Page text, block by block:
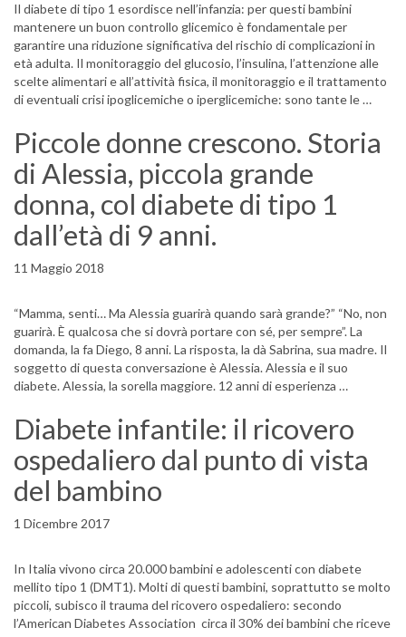
Il diabete di tipo 1 esordisce nell’infanzia: per questi bambini
mantenere un buon controllo glicemico è fondamentale per
garantire una riduzione significativa del rischio di complicazioni in
età adulta. Il monitoraggio del glucosio, l’insulina, l’attenzione alle
scelte alimentari e all’attività fisica, il monitoraggio e il trattamento
di eventuali crisi ipoglicemiche o iperglicemiche: sono tante le …
Piccole donne crescono. Storia
di Alessia, piccola grande
donna, col diabete di tipo 1
dall’età di 9 anni.
11 Maggio 2018
“Mamma, senti… Ma Alessia guarirà quando sarà grande?” “No, non
guarirà. È qualcosa che si dovrà portare con sé, per sempre”. La
domanda, la fa Diego, 8 anni. La risposta, la dà Sabrina, sua madre. Il
soggetto di questa conversazione è Alessia. Alessia e il suo
diabete. Alessia, la sorella maggiore. 12 anni di esperienza …
Diabete infantile: il ricovero
ospedaliero dal punto di vista
del bambino
1 Dicembre 2017
In Italia vivono circa 20.000 bambini e adolescenti con diabete
mellito tipo 1 (DMT1). Molti di questi bambini, soprattutto se molto
piccoli, subisco il trauma del ricovero ospedaliero: secondo
l’American Diabetes Association circa il 30% dei bambini che riceve